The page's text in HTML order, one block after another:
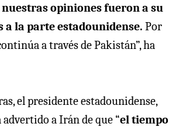
nuestras opiniones fueron a su
a la parte estadounidense. Por
a través de Pakistán”, ha
el presidente estadounidense,
a Irán de que “el tiempo